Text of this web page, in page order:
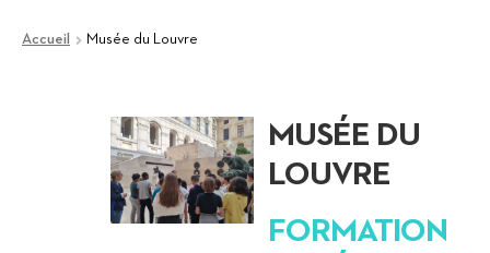
Accueil Musée du Louvre
MUSÉE DU
LOUVRE
FORMATION